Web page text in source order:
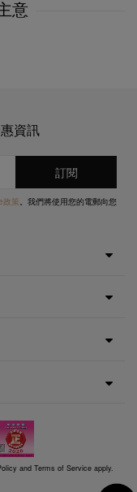
意
資訊
政策。我們將使用您的電郵向您
and Terms of Service apply.